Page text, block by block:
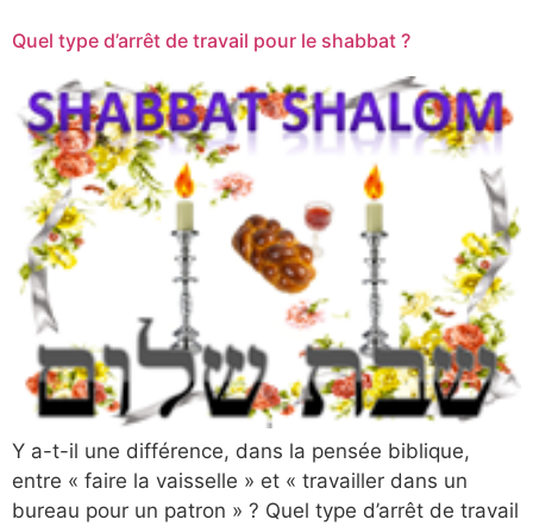
Quel type d’arrêt de travail pour le shabbat ?
Y a-t-il une différence, dans la pensée biblique,
entre « faire la vaisselle » et « travailler dans un
bureau pour un patron » ? Quel type d’arrêt de travail